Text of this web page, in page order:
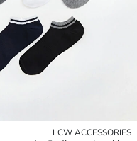
LCW ACCESSORIES